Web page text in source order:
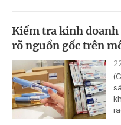
Kiểm tra kinh
rõ nguồn gốc trên